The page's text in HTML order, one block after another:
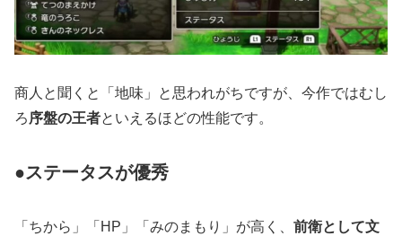
商人と聞くと「地味」と思われがちですが、今作ではむし
ろ 序盤の王者といえるほどの性能です。
●ステータスが優秀
「ちから」「HP」「みのまもり」が高く、 前衛として文